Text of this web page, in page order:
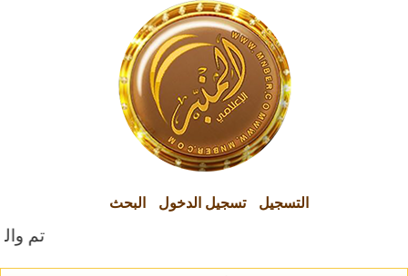
التسجيل تسجيل الدخول البحث
تم